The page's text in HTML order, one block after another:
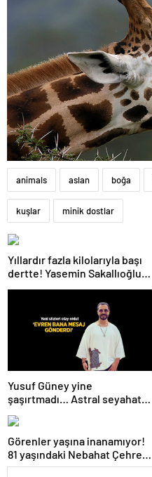
animals aslan boğa
kuşlar minik dostlar
Yıllardır fazla kilolarıyla başı
dertte! Yasemin Sakallıoğlu
Yusuf Güney yine
şaşırtmadı… Astral seyahat
ve uzaylılardan sonra şimdi
de evren! ‘Bana mesaj
gönderdi’
Görenler yaşına inanamıyor!
81 yaşındaki Nebahat Çehre
fiziğiyle gençlere taş çıkarttı